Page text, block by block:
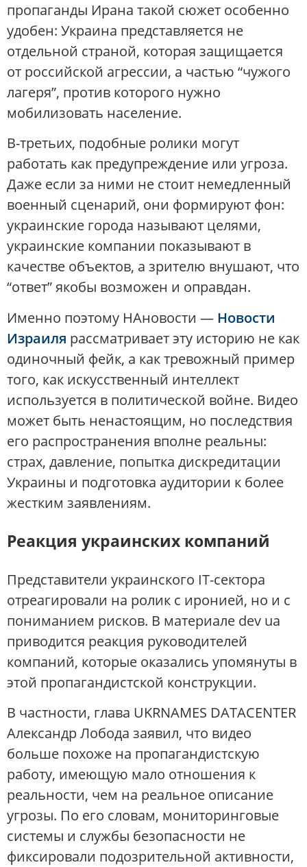
пропаганды Ирана такой сюжет особенно
удобен: Украина представляется не
отдельной страной, которая защищается
от российской агрессии, а частью “чужого
лагеря”, против которого нужно
мобилизовать население.
В-третьих, подобные ролики могут
работать как предупреждение или угроза.
Даже если за ними не стоит немедленный
военный сценарий, они формируют фон:
украинские города называют целями,
украинские компании показывают в
качестве объектов, а зрителю внушают, что
“ответ” якобы возможен и оправдан.
Именно поэтому НАновости — Новости
Израиля рассматривает эту историю не как
одиночный фейк, а как тревожный пример
того, как искусственный интеллект
используется в политической войне. Видео
может быть ненастоящим, но последствия
его распространения вполне реальны:
страх, давление, попытка дискредитации
Украины и подготовка аудитории к более
жестким заявлениям.
Реакция украинских компаний
Представители украинского IT-сектора
отреагировали на ролик с иронией, но и с
пониманием рисков. В материале dev ua
приводится реакция руководителей
компаний, которые оказались упомянуты в
этой пропагандистской конструкции.
В частности, глава UKRNAMES DATACENTER
Александр Лобода заявил, что видео
больше похоже на пропагандистскую
работу, имеющую мало отношения к
реальности, чем на реальное описание
угрозы. По его словам, мониторинговые
системы и службы безопасности не
фиксировали подозрительной активности,